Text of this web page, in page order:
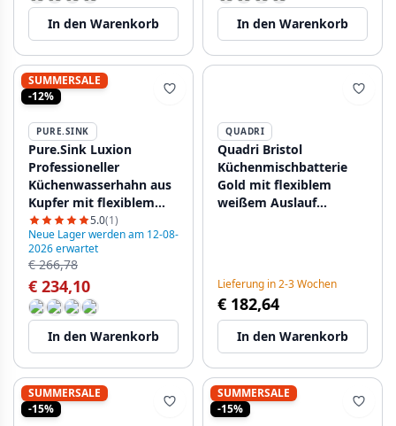
In den Warenkorb In den Warenkorb
SUMMERSALE
-12%
PURE.SINK
Pure.Sink Luxion
Professioneller
Küchenwasserhahn aus
Kupfer mit flexiblem
Auslauf und 2
Strahlarten PLXFLEX-62
5.0(1)
Neue Lager werden am 12-08-
2026 erwartet
€ 266,78
€ 234,10
In den Warenkorb
QUADRI
Quadri Bristol
Küchenmischbatterie
Gold mit flexiblem
weißem Auslauf
Lieferung in 2-3 Wochen
€ 182,64
In den Warenkorb
SUMMERSALE
-15%
SUMMERSALE
-15%